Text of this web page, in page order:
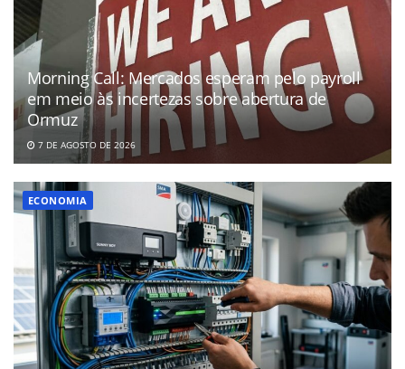
Morning Call: Mercados esperam pelo payroll
em meio às incertezas sobre abertura de
Ormuz
7 DE AGOSTO DE 2026
ECONOMIA